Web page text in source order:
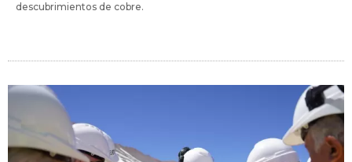
descubrimientos de cobre.